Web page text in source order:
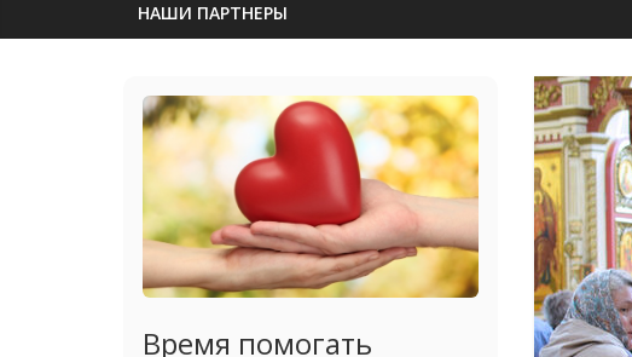
НАШИ ПАРТНЕРЫ
Время помогать